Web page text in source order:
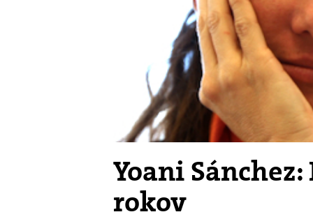
Yoani
rokov